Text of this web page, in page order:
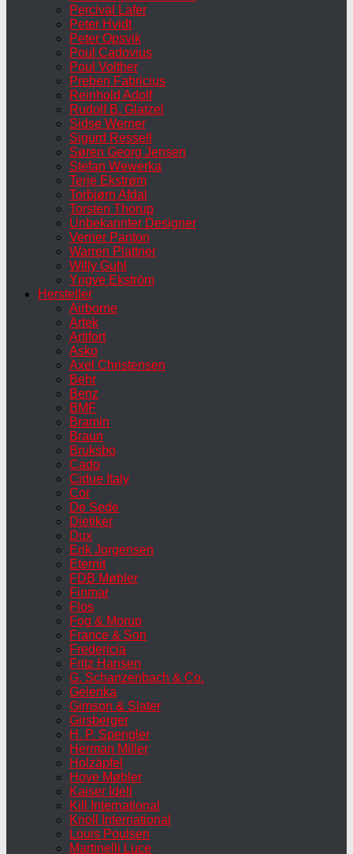
Percival Lafer
Peter Hvidt
Peter Opsvik
Poul Cadovius
Poul Volther
Preben Fabricius
Reinhold Adolf
Rudolf B. Glatzel
Sidse Werner
Sigurd Ressell
Søren Georg Jensen
Stefan Wewerka
Terje Ekstrøm
Torbjørn Afdal
Torsten Thorup
Unbekannter Designer
Verner Panton
Warren Plattner
Willy Guhl
Yngve Ekström
Hersteller
Airborne
Artek
Artifort
Asko
Axel Christensen
Behr
Benz
BMF
Bramin
Braun
Bruksbo
Cado
Cidue Italy
Cor
De Sede
Dietiker
Dux
Erik Jorgensen
Eternit
FDB Møbler
Finmar
Flos
Fog & Morup
France & Son
Fredericia
Fritz Hansen
G. Schanzenbach & Co.
Gelenka
Gimson & Slater
Girsberger
H. P. Spengler
Herman Miller
Holzäpfel
Hove Møbler
Kaiser Idell
Kill International
Knoll International
Louis Poulsen
Martinelli Luce